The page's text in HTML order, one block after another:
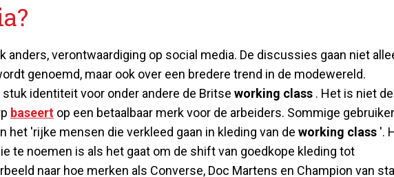
anders, verontwaardiging op social media. De discussies gaan niet
genoemd, maar ook over een bredere trend in de modewereld.
identiteit voor onder andere de Britse working class . Het is niet de
baseert op een betaalbaar merk voor de arbeiders. Sommige
het 'rijke mensen die verkleed gaan in kleding van de working class '.
te noemen is als het gaat om de shift van goedkope kleding tot
naar hoe merken als Converse, Doc Martens en Champion van